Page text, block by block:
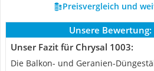
Preisvergleich und
Unsere Bewertung:
Unser Fazit für Chrysal 1003:
Die Balkon- und Geranien-